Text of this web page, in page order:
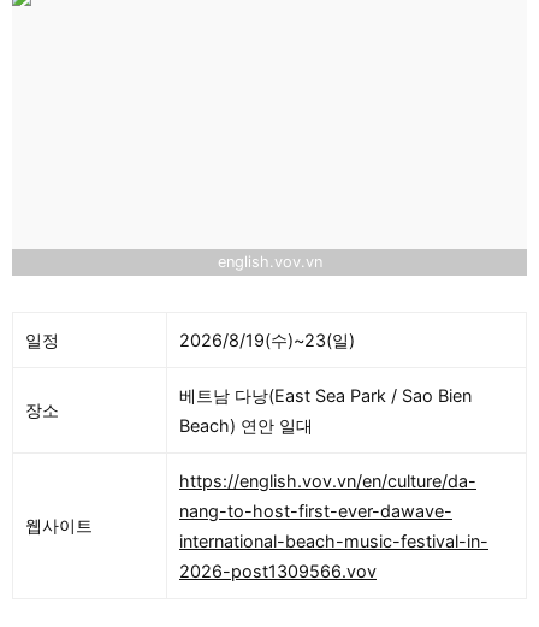
english.vov.vn
일정 2026/8/19(수)~23(일)
장소
베트남 다낭(East Sea Park / Sao Bien
Beach) 연안 일대
웹사이트
https://english.vov.vn/en/culture/da-
nang-to-host-first-ever-dawave-
international-beach-music-festival-in-
2026-post1309566.vov